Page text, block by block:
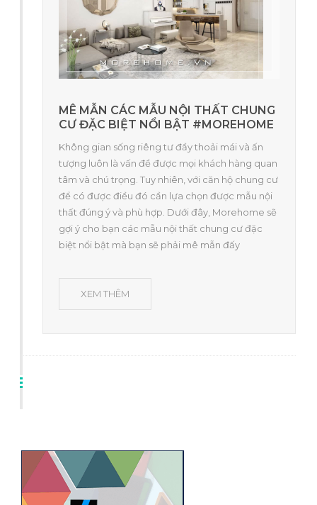
MÊ MẪN CÁC MẪU NỘI THẤT CHUNG
CƯ ĐẶC BIỆT NỔI BẬT #MOREHOME
Không gian sống riêng tư đầy thoải mái và ấn
tượng luôn là vấn đề được mọi khách hàng quan
tâm và chú trọng. Tuy nhiên, với căn hộ chung cư
để có được điều đó cần lựa chọn được mẫu nội
thất đúng ý và phù hợp. Dưới đây, Morehome sẽ
gợi ý cho bạn các mẫu nội thất chung cư đặc
biệt nổi bật mà bạn sẽ phải mê mẫn đấy
XEM THÊM